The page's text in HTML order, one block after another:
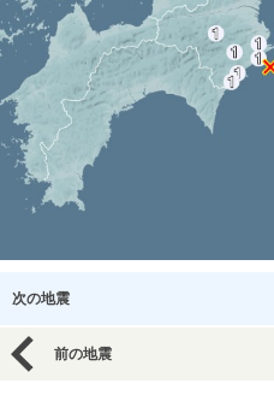
次の地震
前の地震